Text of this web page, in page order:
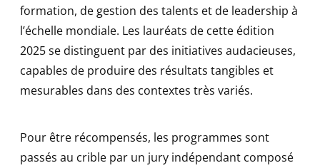
formation, de gestion des talents et de leadership à
l’échelle mondiale. Les lauréats de cette édition
2025 se distinguent par des initiatives audacieuses,
capables de produire des résultats tangibles et
mesurables dans des contextes très variés.
Pour être récompensés, les programmes sont
passés au crible par un jury indépendant composé